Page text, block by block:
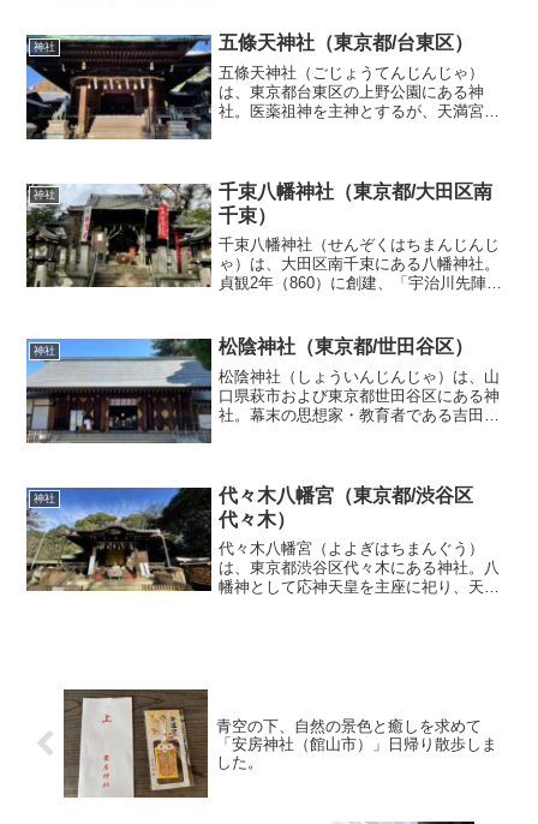
ど108か町会の総氏神で...
神社 五條天神社（東京都/台東区）
五條天神社（ごじょうてんじんじゃ）
は、東京都台東区の上野公園にある神
社。医薬祖神を主神とするが、天満宮で
はない。大己貴命（おおなむじ...
神社
千束八幡神社（東京都/大田区南
千束）
千束八幡神社（せんぞくはちまんじんじ
ゃ）は、大田区南千束にある八幡神社。
貞観2年（860）に創建、「宇治川先陣物
〇）五月八日太政官令により領主、この
八幡山の千束神社に宇...
神社 松陰神社（東京都/世田谷区）
松陰神社（しょういんじんじゃ）は、山
口県萩市および東京都世田谷区にある神
社。幕末の思想家・教育者である吉田松
が安政の大獄で刑死した4...
神社
代々木八幡宮（東京都/渋谷区
代々木）
代々木八幡宮（よよぎはちまんぐう）
は、東京都渋谷区代々木にある神社。八
幡神として応神天皇を主座に祀り、天祖
青空の下、自然の景色と癒しを求めて
「安房神社（館山市）」日帰り散歩しま
した。